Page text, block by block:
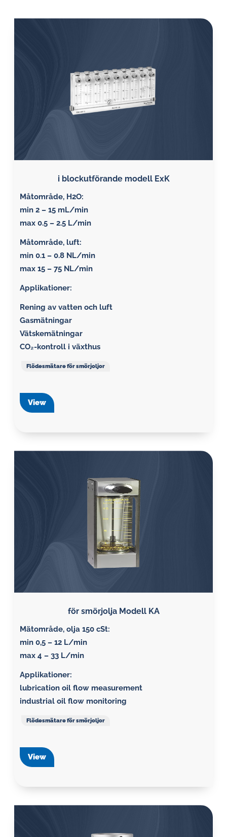
i blockutförande modell ExK
Måtområde, H2O:
min 2 – 15 mL/min
max 0.5 – 2.5 L/min
Måtområde, luft:
min 0.1 – 0.8 NL/min
max 15 – 75 NL/min
Applikationer:
Rening av vatten och luft
Gasmätningar
Vätskemätningar
CO₂-kontroll i växthus
Flödesmätare för smörjoljor
View
för smörjolja Modell KA
Mätområde, olja 150 cSt:
min 0,5 – 12 L/min
max 4 – 33 L/min
Applikationer:
lubrication oil flow measurement
industrial oil flow monitoring
Flödesmätare för smörjoljor
View